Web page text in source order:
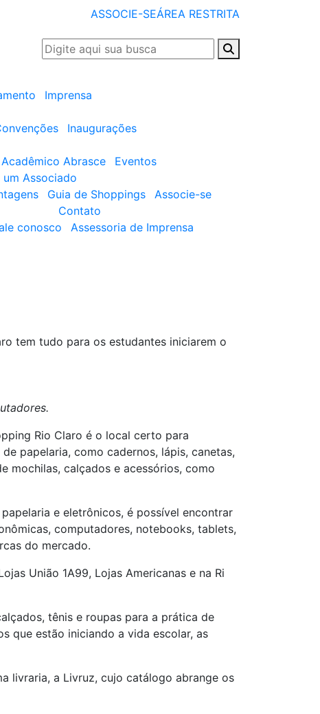
ASSOCIE-SEÁREA RESTRITA
Imprensa
Inaugurações
Abrasce
Eventos
um Associado
Guia de Shoppings
Associe-se
Contato
conosco
Assessoria de Imprensa
tem tudo para os estudantes iniciarem o
Rio Claro é o local certo para
papelaria, como cadernos, lápis, canetas,
mochilas, calçados e acessórios, como
e eletrônicos, é possível encontrar
computadores, notebooks, tablets,
do mercado.
União 1A99, Lojas Americanas e na Ri
tênis e roupas para a prática de
que estão iniciando a vida escolar, as
livraria, a Livruz, cujo catálogo abrange os